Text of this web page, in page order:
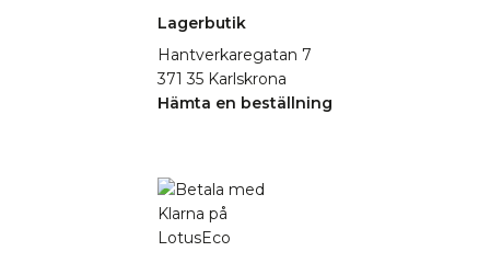
Lagerbutik
Hantverkaregatan 7
371 35 Karlskrona
Hämta en beställning